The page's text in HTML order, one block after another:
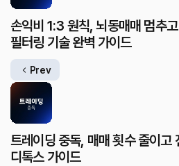
손익비 1:3 원칙, 뇌동매매 멈추
필터링 기술 완벽 가이드
Prev
트레이딩 중독, 매매 횟수 줄이고
디톡스 가이드